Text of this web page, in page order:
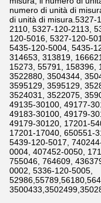
numero di unità di
di unità di misura.5327-
2110, 5327-120-2113,
120-5016, 5327-120-
5435-120-5004, 5435-
314653, 313819,
15273, 55791, 158396,
3522880, 3504344,
3595129, 3595129,
3524031, 3522075,
49135-30100, 49177-
49183-30100, 49179-
49179-30120, 17201-
17201-17040, 650551-
5439-120-5017,
0004, 407452-0050,
755046, 764609,
0002, 5336-120-5005,